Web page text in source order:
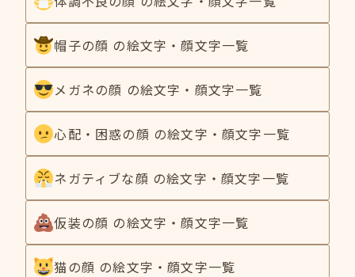
帽子の顔 の絵文字・顔文字一覧
メガネの顔 の絵文字・顔文字一覧
心配・困惑の顔 の絵文字・顔文字一覧
ネガティブな顔 の絵文字・顔文字一覧
仮装の顔 の絵文字・顔文字一覧
猫の顔 の絵文字・顔文字一覧